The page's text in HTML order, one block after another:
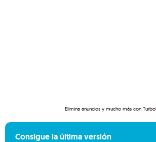
Elimina anuncios y mucho más con Turbo
Consigue la última versión